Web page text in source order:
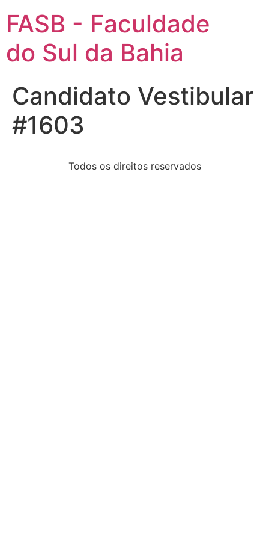
FASB - Faculdade
do Sul da Bahia
Candidato Vestibular
#1603
Todos os direitos reservados